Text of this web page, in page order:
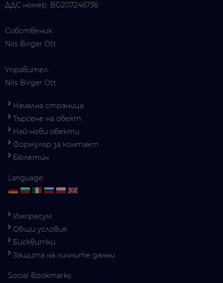
ДДС номер: BG207246736
Собственик:
Nils Birger Ott
Управител:
Nils Birger Ott
Начална страница
Търсене на обект
Най-нови обекти
Формуляр за контакт
Бюлетин
Language:
Импресум
Общи условия
Бисквитки
Защита на личните данни
Social Bookmarks: